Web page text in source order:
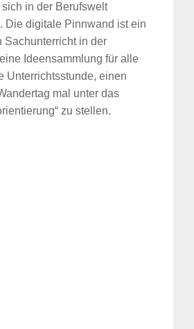
in der Berufswelt
Die digitale Pinnwand ist ein
Sachunterricht in der
Ideensammlung für alle
Unterrichtsstunde, einen
mal unter das
zu stellen.